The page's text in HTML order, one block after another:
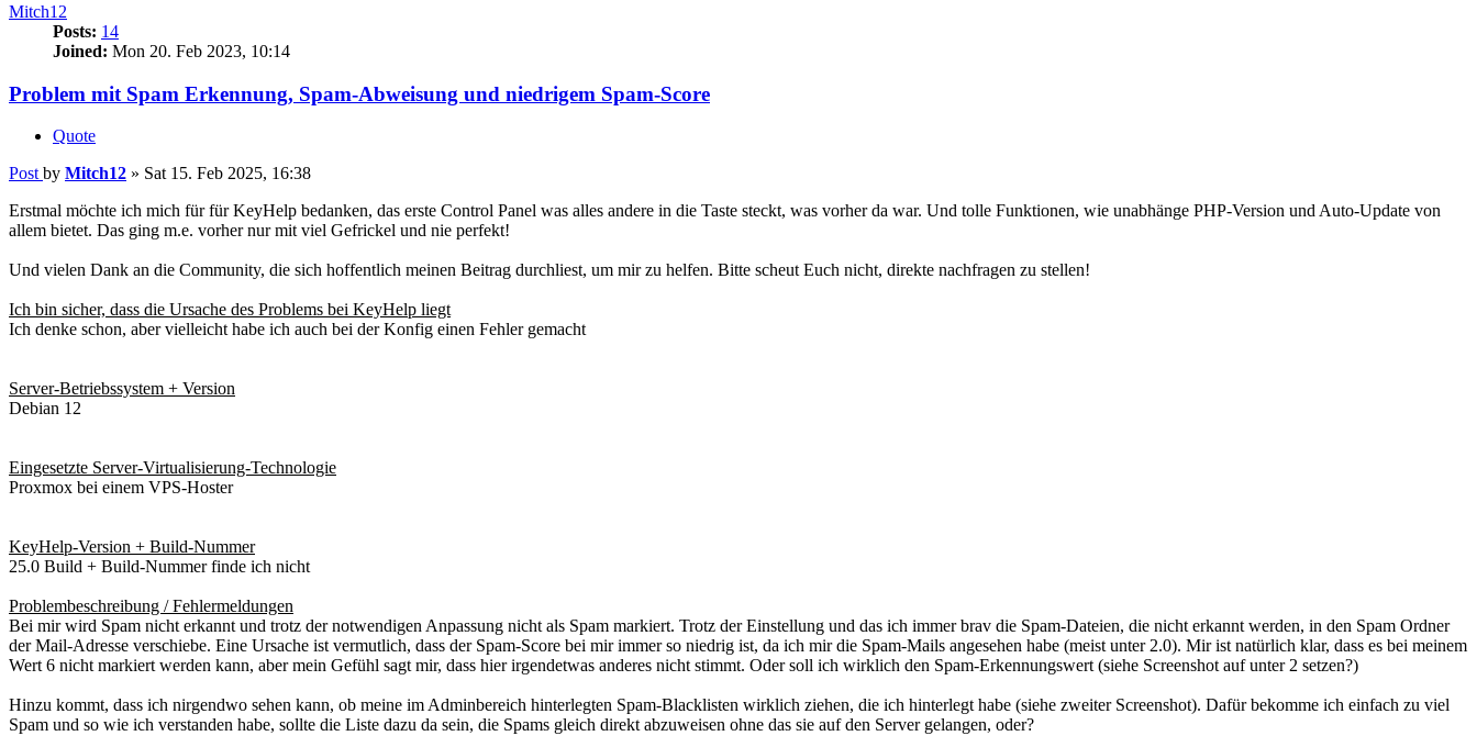
Mitch12
Posts: 14
Joined: Mon 20. Feb 2023, 10:14
Problem mit Spam Erkennung, Spam-Abweisung und niedrigem Spam-Score
Quote
Post by Mitch12 » Sat 15. Feb 2025, 16:38
Erstmal möchte ich mich für für KeyHelp bedanken, das erste Control Panel was alles andere in die Taste steckt, was vorher da war. Und tolle Funktionen, wie unabhänge PHP-Version und Auto-Update von
allem bietet. Das ging m.e. vorher nur mit viel Gefrickel und nie perfekt!
Und vielen Dank an die Community, die sich hoffentlich meinen Beitrag durchliest, um mir zu helfen. Bitte scheut Euch nicht, direkte nachfragen zu stellen!
Ich bin sicher, dass die Ursache des Problems bei KeyHelp liegt
Ich denke schon, aber vielleicht habe ich auch bei der Konfig einen Fehler gemacht
Server-Betriebssystem + Version
Debian 12
Eingesetzte Server-Virtualisierung-Technologie
Proxmox bei einem VPS-Hoster
KeyHelp-Version + Build-Nummer
25.0 Build + Build-Nummer finde ich nicht
Problembeschreibung / Fehlermeldungen
Bei mir wird Spam nicht erkannt und trotz der notwendigen Anpassung nicht als Spam markiert. Trotz der Einstellung und das ich immer brav die Spam-Dateien, die nicht erkannt werden, in den Spam Ordner
der Mail-Adresse verschiebe. Eine Ursache ist vermutlich, dass der Spam-Score bei mir immer so niedrig ist, da ich mir die Spam-Mails angesehen habe (meist unter 2.0). Mir ist natürlich klar, dass es bei meinem
Wert 6 nicht markiert werden kann, aber mein Gefühl sagt mir, dass hier irgendetwas anderes nicht stimmt. Oder soll ich wirklich den Spam-Erkennungswert (siehe Screenshot auf unter 2 setzen?)
Hinzu kommt, dass ich nirgendwo sehen kann, ob meine im Adminbereich hinterlegten Spam-Blacklisten wirklich ziehen, die ich hinterlegt habe (siehe zweiter Screenshot). Dafür bekomme ich einfach zu viel
Spam und so wie ich verstanden habe, sollte die Liste dazu da sein, die Spams gleich direkt abzuweisen ohne das sie auf den Server gelangen, oder?